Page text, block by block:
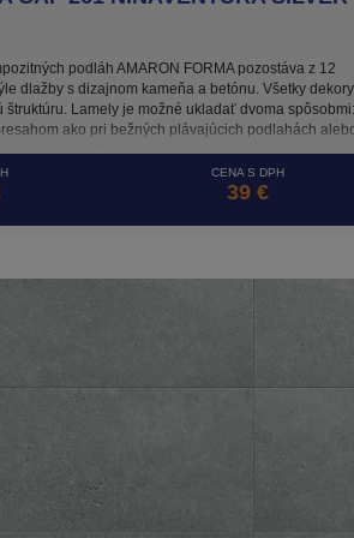
podláh AMARON FORMA pozostáva z 12
dlažby s dizajnom kameňa a betónu. Všetky dekory
štruktúru. Lamely je možné ukladať dvoma spôsobmi:
ako pri bežných plávajúcich podlahách
kríž. Spájanie lamiel zarovnaných v oboch
5G CROSS, ktorý zaisťuje stabilitu spojov takto
Podlaha AMARON FORMA je, rovnako ako
CENA S DPH
39 €